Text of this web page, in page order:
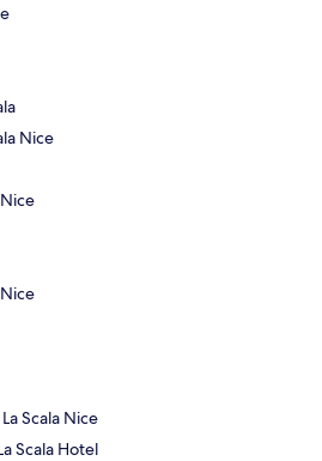
Nice
Scala Nice
Scala Hotel